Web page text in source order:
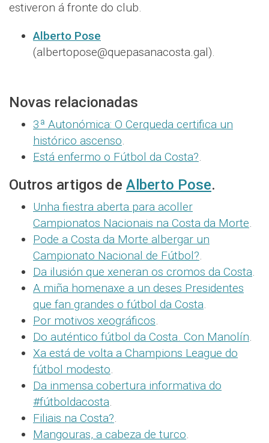
estiveron á fronte do club.
Alberto Pose
(albertopose@quepasanacosta.gal).
Novas relacionadas
3ª Autonómica: O Cerqueda certifica un
histórico ascenso.
Está enfermo o Fútbol da Costa?.
Outros artigos de Alberto Pose.
Unha fiestra aberta para acoller
Campionatos Nacionais na Costa da Morte.
Pode a Costa da Morte albergar un
Campionato Nacional de Fútbol?.
Da ilusión que xeneran os cromos da Costa.
A miña homenaxe a un deses Presidentes
que fan grandes o fútbol da Costa.
Por motivos xeográficos.
Do auténtico fútbol da Costa. Con Manolín.
Xa está de volta a Champions League do
fútbol modesto.
Da inmensa cobertura informativa do
#fútboldacosta.
Filiais na Costa?.
Mangouras, a cabeza de turco.